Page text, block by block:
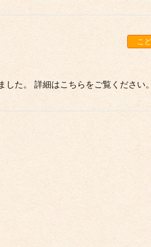
こ
した。 詳細はこちらをご覧くださ